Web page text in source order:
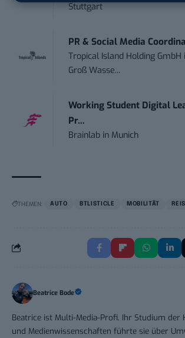
Stuttgart
PR & Social Media
Tropical Island Holding GmbH
Groß Wasse...
Working Student Digital
Pr...
Brainlab in Munich
THEMEN: AUTO BTLISTICLE MOBILITÄT
Beatrice Bode
Beatrice ist Multi-Media-Profi. Ihr Studium der
und Medienwissenschaften führte sie über